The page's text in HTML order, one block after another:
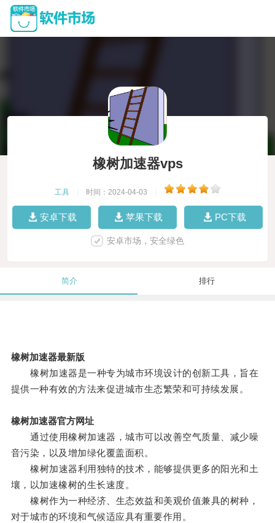
橡树加速器vps
工具 时间：2024-04-03
安卓下载 苹果下载 PC下载
安卓市场，安全绿色
简介 排行
橡树加速器最新版
橡树加速器是一种专为城市环境设计的创新工具，旨在
提供一种有效的方法来促进城市生态繁荣和可持续发展。
橡树加速器官方网址
通过使用橡树加速器，城市可以改善空气质量、减少噪
音污染，以及增加绿化覆盖面积。
橡树加速器利用独特的技术，能够提供更多的阳光和土
壤，以加速橡树的生长速度。
橡树作为一种经济、生态效益和美观价值兼具的树种，
对于城市的环境和气候适应具有重要作用。